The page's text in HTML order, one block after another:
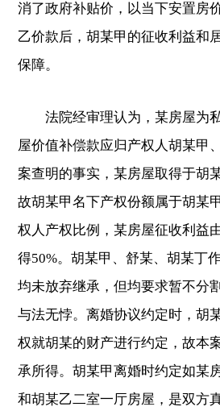
消了政府补贴价，以当下安置房
乙价款后，胡某甲的征收利益和
保障。
法院经审理认为，某房屋为
屋价值补偿款应归产权人胡某甲
案查明的事实，某房屋取得于胡
故胡某甲名下产权份额属于胡某
权人产权比例，某房屋征收利益
得50%。胡某甲、舒某、胡某丁
均未放弃继承，但均要求暂不分
与法无悖。离婚协议约定时，胡
权就胡某的财产进行约定，故本
承所得。胡某甲离婚时约定如某
和胡某乙二室一厅房屋，是双方